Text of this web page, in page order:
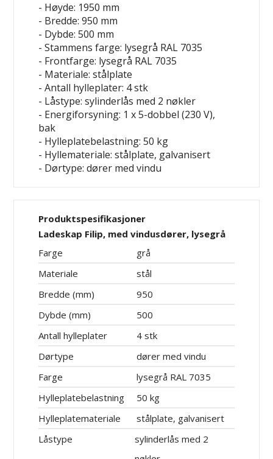
- Høyde: 1950 mm
- Bredde: 950 mm
- Dybde: 500 mm
- Stammens farge: lysegrå RAL 7035
- Frontfarge: lysegrå RAL 7035
- Materiale: stålplate
- Antall hylleplater: 4 stk
- Låstype: sylinderlås med 2 nøkler
- Energiforsyning: 1 x 5-dobbel (230 V),
bak
- Hylleplatebelastning: 50 kg
- Hyllemateriale: stålplate, galvanisert
- Dørtype: dører med vindu
Produktspesifikasjoner
Ladeskap Filip, med vindusdører, lysegrå
Farge
grå
Materiale
stål
Bredde (mm)
950
Dybde (mm)
500
Antall hylleplater
4 stk
Dørtype
dører med vindu
Farge
lysegrå RAL 7035
Hylleplatebelastning
50 kg
Hylleplatemateriale
stålplate, galvanisert
Låstype
sylinderlås med 2